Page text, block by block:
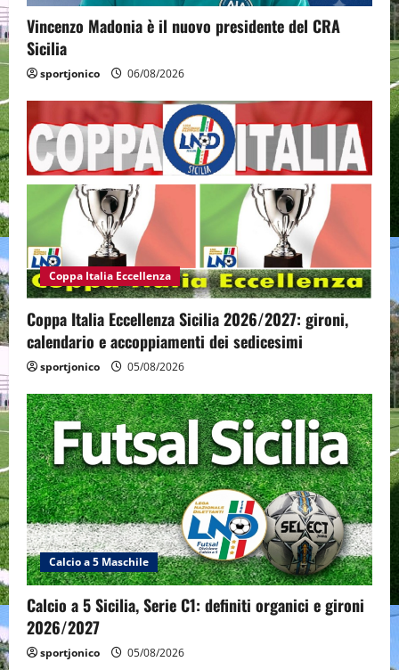
Vincenzo Madonia è il nuovo presidente del CRA
Sicilia
sportjonico 06/08/2026
Coppa Italia Eccellenza
Coppa Italia Eccellenza Sicilia 2026/2027: gironi,
calendario e accoppiamenti dei sedicesimi
sportjonico 05/08/2026
Calcio a 5 Maschile
Calcio a 5 Sicilia, Serie C1: definiti organici e gironi
2026/2027
sportjonico 05/08/2026